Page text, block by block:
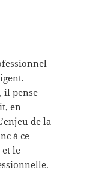
il pense
en
de la
à ce
le